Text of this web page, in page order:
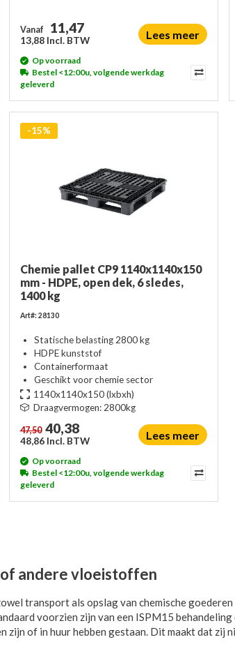
Vanaf 11,47
13,88 Incl. BTW Lees meer
Op voorraad
Bestel <12:00u, volgende werkdag
geleverd
-15%
Chemie pallet CP9 1140x1140x150
mm - HDPE, open dek, 6 sledes,
1400 kg
Art#: 28130
Statische belasting 2800 kg
HDPE kunststof
Containerformaat
Geschikt voor chemie sector
1140x1140x150(lxbxh)
Draagvermogen: 2800kg
47,50 40,38
48,86 Incl. BTW Lees meer
Op voorraad
Bestel <12:00u, volgende werkdag
geleverd
andere vloeistoffen
transport als opslag van chemische
voorzien zijn van een ISPM15
zijn of in huur hebben gestaan. Dit maakt dat zij